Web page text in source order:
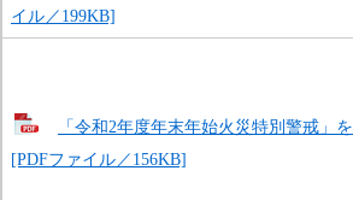
イル／199KB]
「令和2年度年末年始火災特別警戒」
[PDFファイル／156KB]